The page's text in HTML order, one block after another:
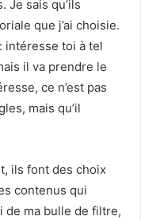
Je sais qu’ils
que j’ai choisie.
intéresse toi à tel
il va prendre le
ce n’est pas
mais qu’il
ils font des choix
contenus qui
de ma bulle de filtre,